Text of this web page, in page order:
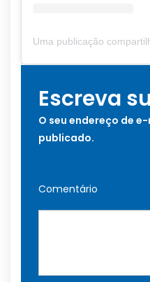
Escreva
O seu endereço de
publicado.
Comentário